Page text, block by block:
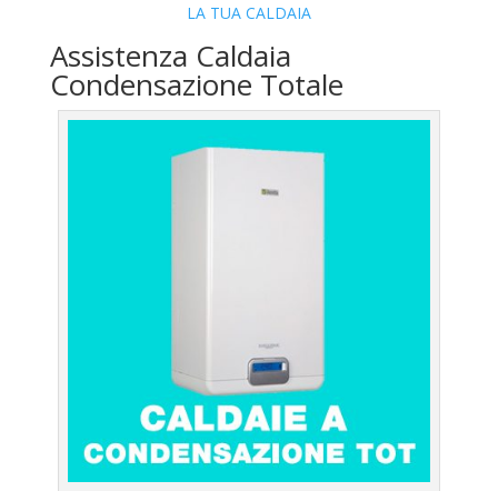
LA TUA CALDAIA
Assistenza Caldaia
Condensazione Totale